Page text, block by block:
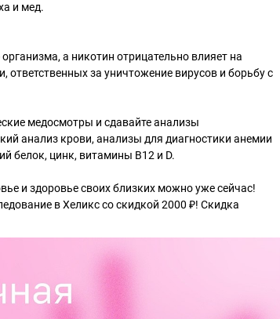
и мед.
а никотин отрицательно влияет на
за уничтожение вирусов и борьбу с
медосмотры и сдавайте анализы
анализ крови, анализы для диагностики анемии
белок, цинк, витамины B12 и D.
и здоровье своих близких можно уже сейчас!
в Хеликс со скидкой 2000 ₽! Скидка